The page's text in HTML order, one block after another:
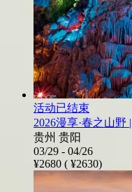
活动已结束
2026漫享·春之山
贵州 贵阳
03/29 - 04/26
¥2680 ( ¥2630)